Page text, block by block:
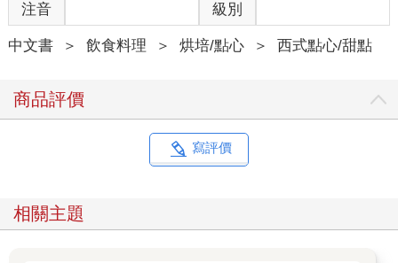
注音 級別
中文書 ＞ 飲食料理 ＞ 烘培/點心 ＞ 西式點心/甜點
商品評價
寫評價
相關主題